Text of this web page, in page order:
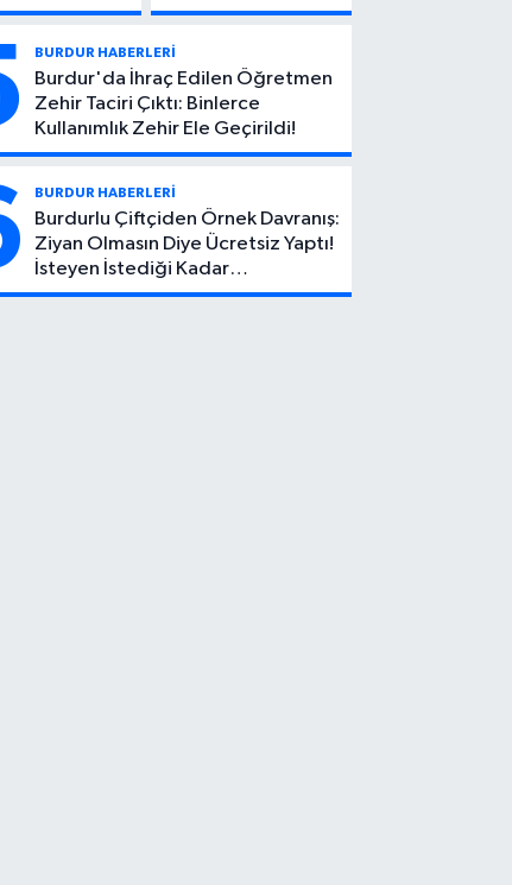
Ölüm:
Can Atıcı
Genç
Yaşta
Yaşamını
Yitirdi
Köyü
Feci Kaza:
1 Ölü, 2
Yaralı
BURDUR HABERLERİ
Burdur'da İhraç Edilen Öğretmen
Zehir Taciri Çıktı: Binlerce
Kullanımlık Zehir Ele Geçirildi!
BURDUR HABERLERİ
Burdurlu Çiftçiden Örnek Davranış:
Ziyan Olmasın Diye Ücretsiz Yaptı!
İsteyen İstediği Kadar
Toplayabilecek